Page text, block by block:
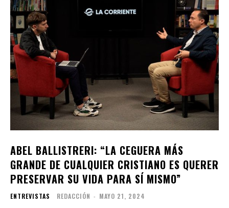
ABEL BALLISTRERI: “LA CEGUERA MÁS
GRANDE DE CUALQUIER CRISTIANO ES QUERER
PRESERVAR SU VIDA PARA SÍ MISMO”
ENTREVISTAS REDACCIÓN - MAYO 21, 2024